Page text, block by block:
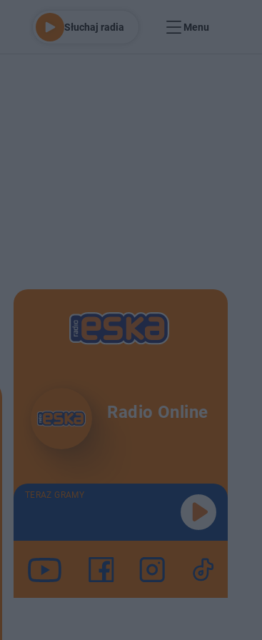
Słuchaj radia Menu
Radio Online
TERAZ GRAMY